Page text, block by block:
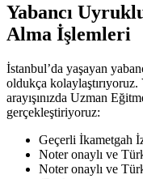
Yabancı
Alma İşlemleri
İstanbul’da yaşayan
oldukça kolaylaştırıyoruz.
arayışınızda Uzman
gerçekleştiriyoruz:
Geçerli İkametgah
Noter onaylı ve
Noter onaylı ve